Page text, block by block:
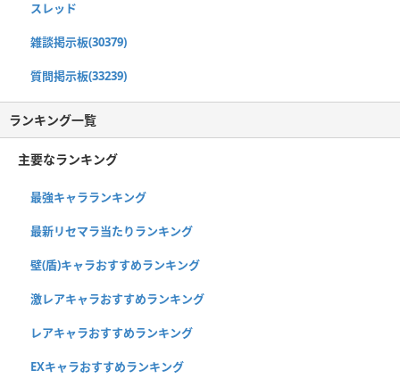
スレッド
雑談掲示板(30379)
質問掲示板(33239)
ランキング一覧
主要なランキング
最強キャラランキング
最新リセマラ当たりランキング
壁(盾)キャラおすすめランキング
激レアキャラおすすめランキング
レアキャラおすすめランキング
EXキャラおすすめランキング